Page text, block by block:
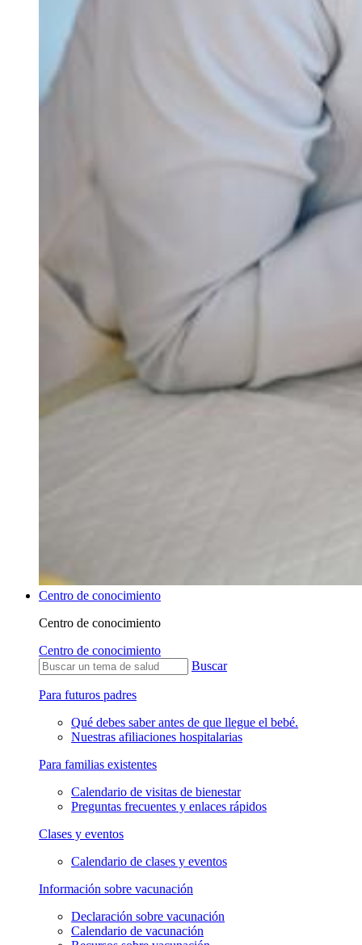
Centro de conocimiento
Centro de conocimiento
Centro de conocimiento
Buscar
Para futuros padres
Qué debes saber antes de que llegue el bebé.
Nuestras afiliaciones hospitalarias
Para familias existentes
Calendario de visitas de bienestar
Preguntas frecuentes y enlaces rápidos
Clases y eventos
Calendario de clases y eventos
Información sobre vacunación
Declaración sobre vacunación
Calendario de vacunación